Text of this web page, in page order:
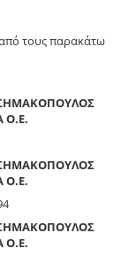
τους παρακάτω
Ο.Ε.
Ο.Ε.
Ο.Ε.